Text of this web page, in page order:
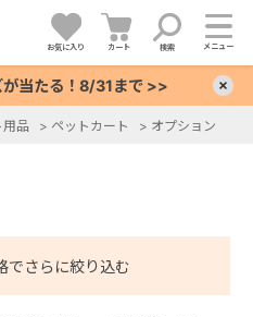
お気に入り カート 検索 メニュー
が当たる！8/31まで >>
用品 > ペットカート > オプション
でさらに絞り込む